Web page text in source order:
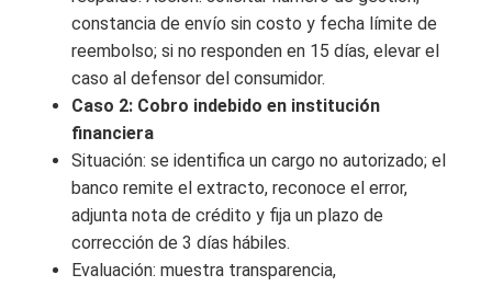
constancia de envío sin costo y fecha límite de
reembolso; si no responden en 15 días, elevar el
caso al defensor del consumidor.
Caso 2: Cobro indebido en institución
financiera
Situación: se identifica un cargo no autorizado; el
banco remite el extracto, reconoce el error,
adjunta nota de crédito y fija un plazo de
corrección de 3 días hábiles.
Evaluación: muestra transparencia,